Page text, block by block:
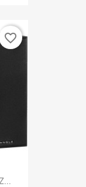
favorite_border